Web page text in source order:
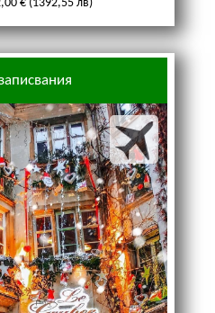
€ (1392,55 лв)